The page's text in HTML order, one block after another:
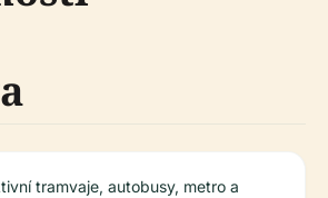
tramvaje, autobusy, metro a